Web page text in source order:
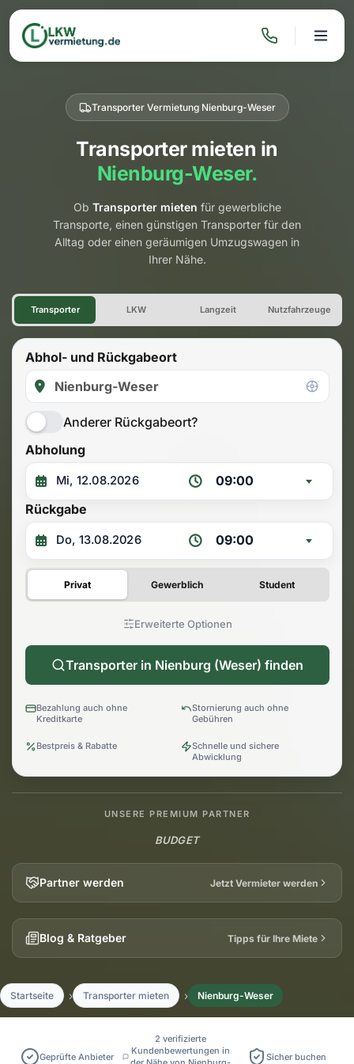
Transporter Vermietung Nienburg-Weser
Transporter mieten in
Nienburg-Weser.
Ob Transporter mieten für gewerbliche
Transporte, einen günstigen Transporter für den
Alltag oder einen geräumigen Umzugswagen in
Ihrer Nähe.
Transporter Vermietung
Transporter LKW Langzeit Nutzfahrzeuge
Abhol- und Rückgabeort
Anderer Rückgabeort?
Abholung
09:00
Rückgabe
09:00
Privat Gewerblich Student
Erweiterte Optionen
Transporter in Nienburg (Weser) finden
Bezahlung auch ohne
Kreditkarte
Stornierung auch ohne
Gebühren
Bestpreis & Rabatte
Schnelle und sichere
Abwicklung
UNSERE PREMIUM PARTNER
BUDGET
Partner werden Jetzt Vermieter werden
Blog & Ratgeber Tipps für Ihre Miete
Startseite Transporter mieten Nienburg-Weser
Geprüfte Anbieter
2 verifizierte
Kundenbewertungen in
Sicher buchen